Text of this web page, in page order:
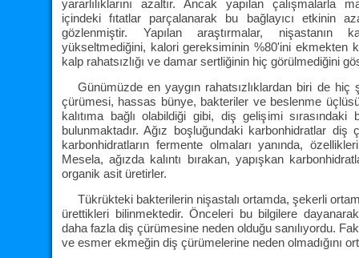
yararlılıklarını azaltır. Ancak yapılan çalışmalarla
içindeki fıtatlar parçalanarak bu bağlayıcı etkinin
gözlenmiştir. Yapılan araştırmalar, nişastanın
yükseltmediğini, kalori gereksiminin %80'ini ekmekten
kalp rahatsızlığı ve damar sertliğinin hiç görülmediğini
Günümüzde en yaygın rahatsızlıklardan biri de
çürümesi, hassas bünye, bakteriler ve beslenme
kalıtıma bağlı olabildiği gibi, diş gelişimi
bulunmaktadır. Ağız boşluğundaki karbonhidratlar diş
karbonhidratların fermente olmaları yanında,
Mesela, ağızda kalıntı bırakan, yapışkan
organik asit üretirler.
Tükrükteki bakterilerin nişastalı ortamda, şekerli
ürettikleri bilinmektedir. Önceleri bu bilgilere
daha fazla diş çürümesine neden olduğu sanılıyordu.
ve esmer ekmeğin diş çürümelerine neden olmadığını